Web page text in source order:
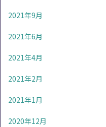
2021年9月
2021年6月
2021年4月
2021年2月
2021年1月
2020年12月